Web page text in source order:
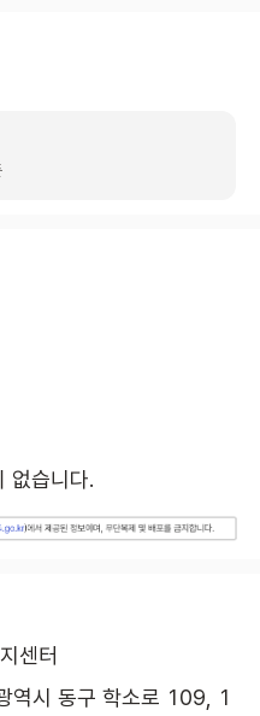
없습니다.
센터
역시 동구 학소로 109, 1